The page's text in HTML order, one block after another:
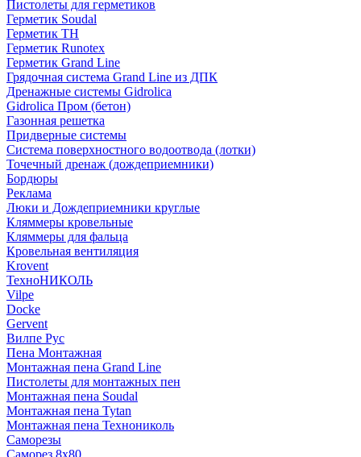
Пистолеты для герметиков
Герметик Soudal
Герметик ТН
Герметик Runotex
Герметик Grand Line
Грядочная система Grand Line из ДПК
Дренажные системы Gidrolica
Gidrolica Пром (бетон)
Газонная решетка
Придверные системы
Система поверхностного водоотвода (лотки)
Точечный дренаж (дождеприемники)
Бордюры
Рекламa
Люки и Дождеприемники круглые
Кляммеры кровельные
Кляммеры для фальца
Кровельная вентиляция
Krovent
ТехноНИКОЛЬ
Vilpe
Docke
Gervent
Вилпе Рус
Пена Монтажнaя
Монтажная пена Grand Linе
Пистолеты для монтажных пен
Монтажная пена Soudal
Монтажная пена Tytan
Монтажная пена Технониколь
Саморезы
Саморез 8х80